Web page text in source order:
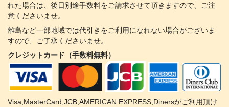
れた場合は、後日別途手数料をご請求させて頂きますので、ご注
意くださいませ。
離島など一部地域では代引きをご利用になれない場合がございま
すので、ご了承くださいませ。
クレジットカード（手数料無料）
Visa,MasterCard,JCB,AMERICAN EXPRESS,Dinersがご利用頂け